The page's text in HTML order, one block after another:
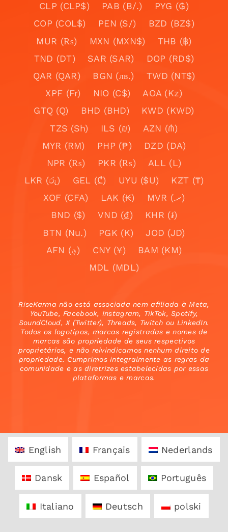
CLP (CLP$)
PAB (B/.)
PYG (₲)
COP (COL$)
PEN (S/)
BZD (BZ$)
MUR (₨)
MXN (MXN$)
THB (฿)
TND (DT)
SAR (SAR)
DOP (RD$)
QAR (QAR)
BGN (лв.)
TWD (NT$)
XPF (Fr)
NIO (C$)
AOA (Kz)
GTQ (Q)
BHD (BHD)
KWD (KWD)
TZS (Sh)
ILS (₪)
AZN (₼)
MYR (RM)
PHP (₱)
DZD (DA)
NPR (₨)
PKR (₨)
ALL (L)
LKR (රු)
GEL (₾) UYU ($U)
KZT (₸)
XOF (CFA)
LAK (₭)
MVR (.ރ)
BND ($)
VND (₫)
KHR (៛)
BTN (Nu.)
PGK (K)
JOD (JD)
AFN (؋)
CNY (¥)
BAM (KM)
MDL (MDL)
RiseKarma não está associada nem afiliada à Meta,
YouTube, Facebook, Instagram, TikTok, Spotify,
SoundCloud, X (Twitter), Threads, Twitch ou LinkedIn.
Todos os logotipos, marcas registradas e nomes de
marcas são propriedade de seus respectivos
proprietários, e não reivindicamos nenhum direito de
propriedade. Cumprimos integralmente as regras da
comunidade e as diretrizes estabelecidas por essas
plataformas e marcas.
English Français Nederlands
Dansk Español Português
Italiano Deutsch polski